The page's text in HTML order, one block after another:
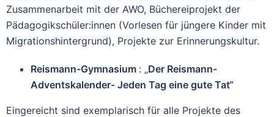
Zusammenarbeit mit der AWO, Büchereiprojekt der
Pädagogikschüler:innen (Vorlesen für jüngere Kinder mit
Migrationshintergrund), Projekte zur Erinnerungskultur.
Reismann-Gymnasium : „Der Reismann-
Adventskalender- Jeden Tag eine gute Tat“
Eingereicht sind exemplarisch für alle Projekte des